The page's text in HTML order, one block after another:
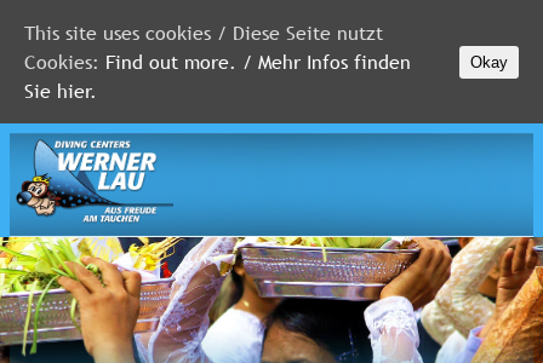
MALEDIVEN
ROTES
MEER
FLORIDA
Newsletter
This site uses cookies / Diese Seite nutzt
Cookies: Find out more. / Mehr Infos finden
Sie hier.
Okay